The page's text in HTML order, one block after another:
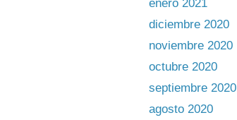
enero 2021
diciembre 2020
noviembre 2020
octubre 2020
septiembre 2020
agosto 2020